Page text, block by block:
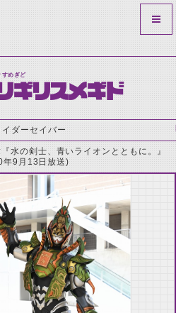
すめぎど
ギリスメギド
ダーセイバー
水の剣士、青いライオンとともに。』
9月13日放送)